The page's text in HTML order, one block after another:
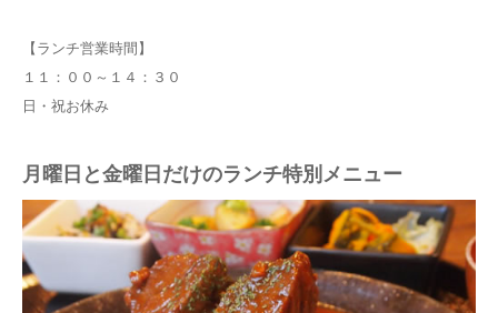
【ランチ営業時間】
１１：００～１４：３０
日・祝お休み
月曜日と金曜日だけのランチ特別メニュー